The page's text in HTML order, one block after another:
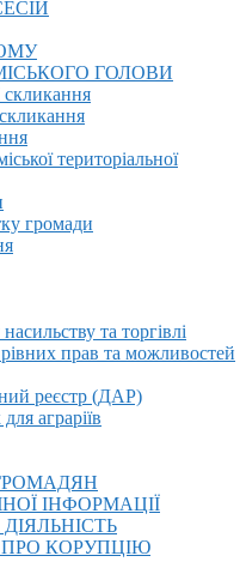
ГОЛОВИ
територіальної
громади
та торгівлі
прав та можливостей
реєстр (ДАР)
аграріїв
ІНФОРМАЦІЇ
КОРУПЦІЮ